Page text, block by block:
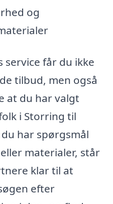
og
service får du ikke
tilbud, men også
at du har valgt
i Storring til
har spørgsmål
materialer, står
klar til at
efter